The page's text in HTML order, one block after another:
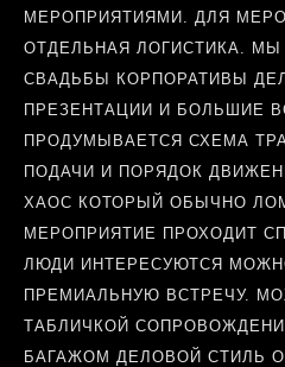
МЕРОПРИЯТИЯМИ. ДЛЯ
ОТДЕЛЬНАЯ ЛОГИСТИКА.
СВАДЬБЫ КОРПОРАТИВЫ
ПРЕЗЕНТАЦИИ И БОЛЬШИЕ
ПРОДУМЫВАЕТСЯ СХЕМА
ПОДАЧИ И ПОРЯДОК
ХАОС КОТОРЫЙ ОБЫЧНО
МЕРОПРИЯТИЕ ПРОХОДИТ
ЛЮДИ ИНТЕРЕСУЮТСЯ
ПРЕМИАЛЬНУЮ ВСТРЕЧУ.
ТАБЛИЧКОЙ
БАГАЖОМ ДЕЛОВОЙ СТИЛЬ